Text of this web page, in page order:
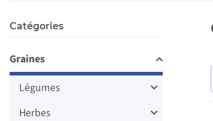
Catégories
Graines
Légumes
Herbes